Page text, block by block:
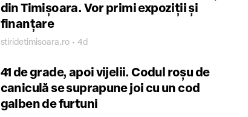
din Timișoara. Vor primi expoziții și
finanțare
stiridetimisoara.ro • 4d
41 de grade, apoi vijelii. Codul roșu de
caniculă se suprapune joi cu un cod
galben de furtuni